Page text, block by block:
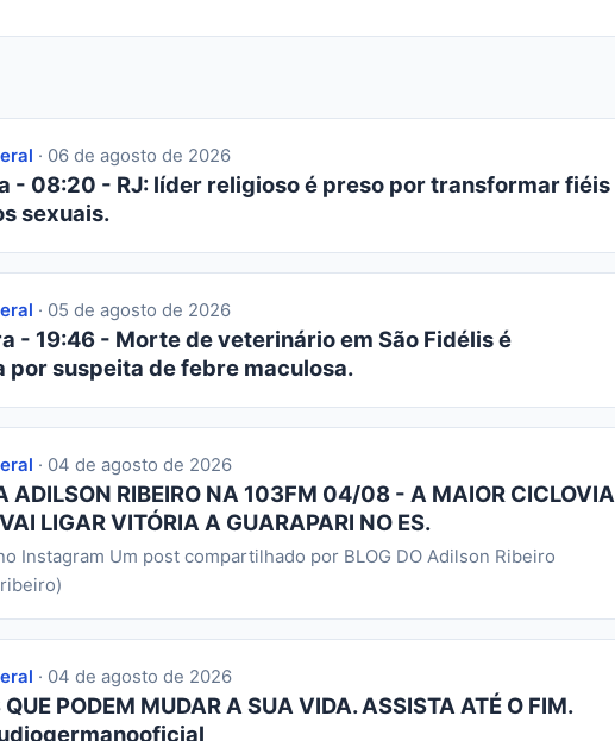
· 06 de agosto de 2026
- 08:20 - RJ: líder religioso é preso por transformar fiéis
sexuais.
· 05 de agosto de 2026
- 19:46 - Morte de veterinário em São Fidélis é
por suspeita de febre maculosa.
· 04 de agosto de 2026
ADILSON RIBEIRO NA 103FM 04/08 - A MAIOR CICLOVIA
LIGAR VITÓRIA A GUARAPARI NO ES.
Instagram Um post compartilhado por BLOG DO Adilson Ribeiro
· 04 de agosto de 2026
PODEM MUDAR A SUA VIDA. ASSISTA ATÉ O FIM.